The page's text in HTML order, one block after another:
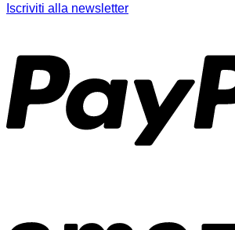
Iscriviti alla newsletter